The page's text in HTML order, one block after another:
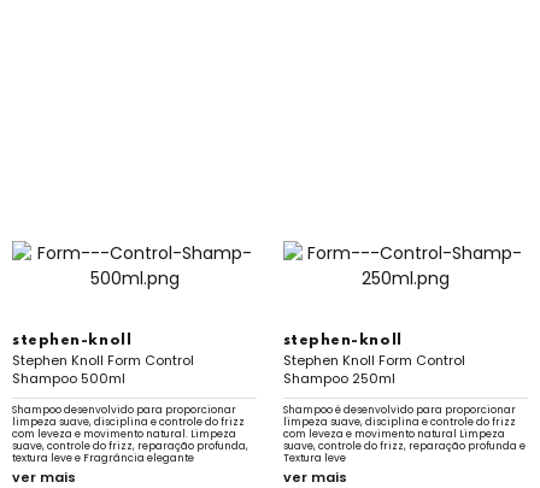
stephen-knoll
Stephen Knoll Form Control
Shampoo 500ml
Shampoo desenvolvido para proporcionar
limpeza suave, disciplina e controle do frizz
com leveza e movimento natural. Limpeza
suave, controle do frizz, reparação profunda,
textura leve e Fragrância elegante
ver mais
stephen-knoll
Stephen Knoll Form Control
Shampoo 250ml
Shampoo é desenvolvido para proporcionar
limpeza suave, disciplina e controle do frizz
com leveza e movimento natural Limpeza
suave, controle do frizz, reparação profunda e
Textura leve
ver mais